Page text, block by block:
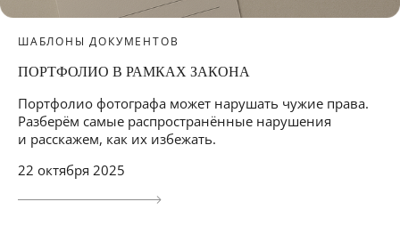
ШАБЛОНЫ ДОКУМЕНТОВ
ПОРТФОЛИО В РАМКАХ ЗАКОНА
Портфолио фотографа может нарушать чужие права.
Разберём самые распространённые нарушения
и расскажем, как их избежать.
22 октября 2025